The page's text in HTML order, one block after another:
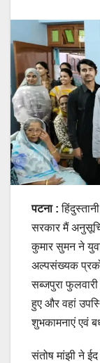
पटना :
सरकार मैं
कुमार सुमन ने
अल्पसंख्यक
सब्जपुरा
हुए और वहां
शुभकामनाएं एवं
संतोष मांझी ने